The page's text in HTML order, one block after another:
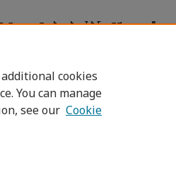
จการผลิตต้นกล้วยไม้ โดยวิธีเพาะเมล็ดแล
cookies
You can manage
see our Cookie